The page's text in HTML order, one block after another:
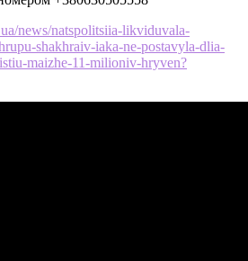
news/natspolitsiia-likviduvala-
shakhraiv-iaka-ne-postavyla-dlia-
maizhe-11-milioniv-hryven?